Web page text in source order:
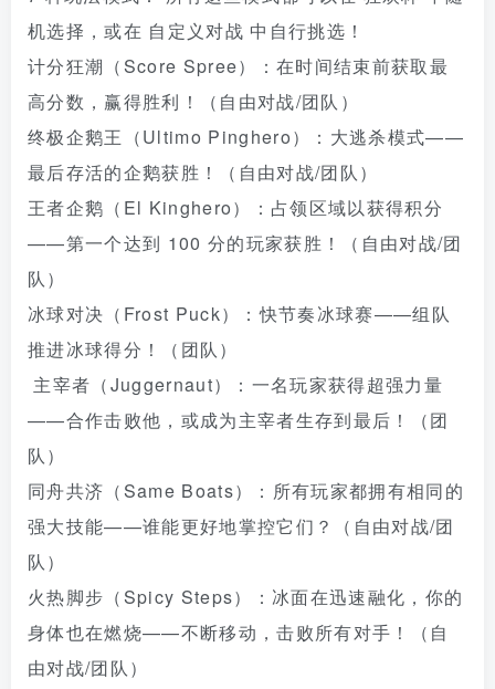
机选择，或在 自定义对战 中自行挑选！
计分狂潮（Score Spree）：在时间结束前获取最
高分数，赢得胜利！（自由对战/团队）
终极企鹅王（Ultimo Pinghero）：大逃杀模式——
最后存活的企鹅获胜！（自由对战/团队）
王者企鹅（El Kinghero）：占领区域以获得积分
——第一个达到 100 分的玩家获胜！（自由对战/团
队）
冰球对决（Frost Puck）：快节奏冰球赛——组队
推进冰球得分！（团队）
主宰者（Juggernaut）：一名玩家获得超强力量
——合作击败他，或成为主宰者生存到最后！（团
队）
同舟共济（Same Boats）：所有玩家都拥有相同的
强大技能——谁能更好地掌控它们？（自由对战/团
队）
火热脚步（Spicy Steps）：冰面在迅速融化，你的
身体也在燃烧——不断移动，击败所有对手！（自
由对战/团队）